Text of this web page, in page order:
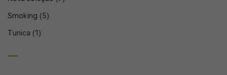
Smoking (5)
Tunica (1)